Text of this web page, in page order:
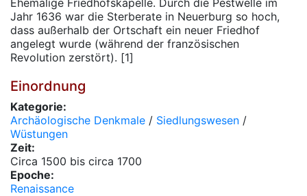
Ehemalige Friedhofskapelle. Durch die Pestwelle im
Jahr 1636 war die Sterberate in Neuerburg so hoch,
dass außerhalb der Ortschaft ein neuer Friedhof
angelegt wurde (während der französischen
Revolution zerstört). [1]
Einordnung
Kategorie:
Archäologische Denkmale / Siedlungswesen /
Wüstungen
Zeit:
Circa 1500 bis circa 1700
Epoche:
Renaissance